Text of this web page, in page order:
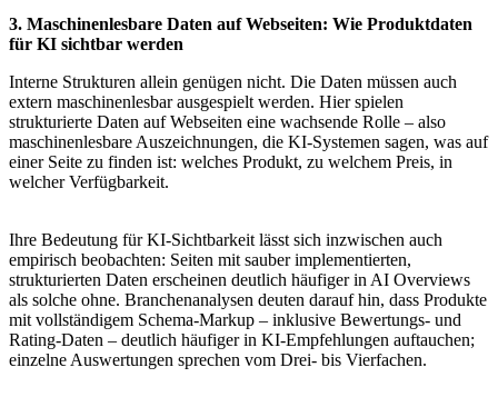
3. Maschinenlesbare Daten auf Webseiten: Wie Produktdaten
für KI sichtbar werden
Interne Strukturen allein genügen nicht. Die Daten müssen auch
extern maschinenlesbar ausgespielt werden. Hier spielen
strukturierte Daten auf Webseiten eine wachsende Rolle – also
maschinenlesbare Auszeichnungen, die KI-Systemen sagen, was auf
einer Seite zu finden ist: welches Produkt, zu welchem Preis, in
welcher Verfügbarkeit.
Ihre Bedeutung für KI-Sichtbarkeit lässt sich inzwischen auch
empirisch beobachten: Seiten mit sauber implementierten,
strukturierten Daten erscheinen deutlich häufiger in AI Overviews
als solche ohne. Branchenanalysen deuten darauf hin, dass Produkte
mit vollständigem Schema-Markup – inklusive Bewertungs- und
Rating-Daten – deutlich häufiger in KI-Empfehlungen auftauchen;
einzelne Auswertungen sprechen vom Drei- bis Vierfachen.